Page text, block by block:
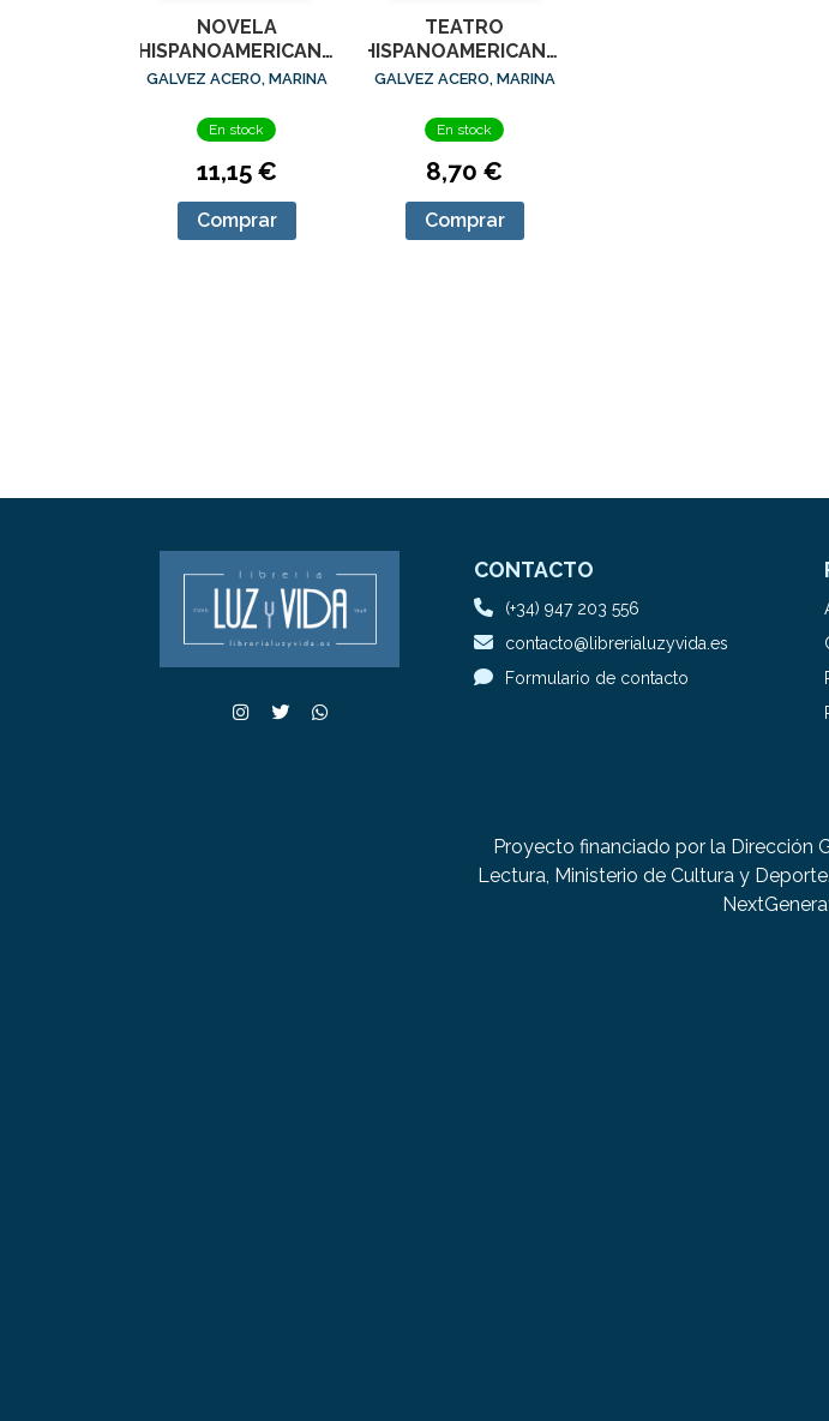
NOVELA
HISPANOAMERICANA
(HASTA 1940), LA. 32
GALVEZ ACERO, MARINA
En stock
11,15 €
Comprar
TEATRO
HISPANOAMERICANO,
EL. 34
GALVEZ ACERO, MARINA
En stock
8,70 €
Comprar
CONTACTO
(+34) 947 203 556
contacto@librerialuzyvida.es
Formulario de contacto
Proyecto financiado por la Dirección
Lectura, Ministerio de Cultura y